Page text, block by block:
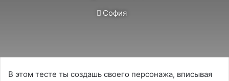
София
В этом тесте ты создашь своего персонажа, вписывая